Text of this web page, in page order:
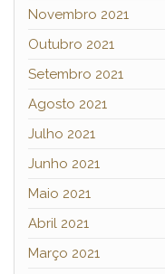
Novembro 2021
Outubro 2021
Setembro 2021
Agosto 2021
Julho 2021
Junho 2021
Maio 2021
Abril 2021
Março 2021